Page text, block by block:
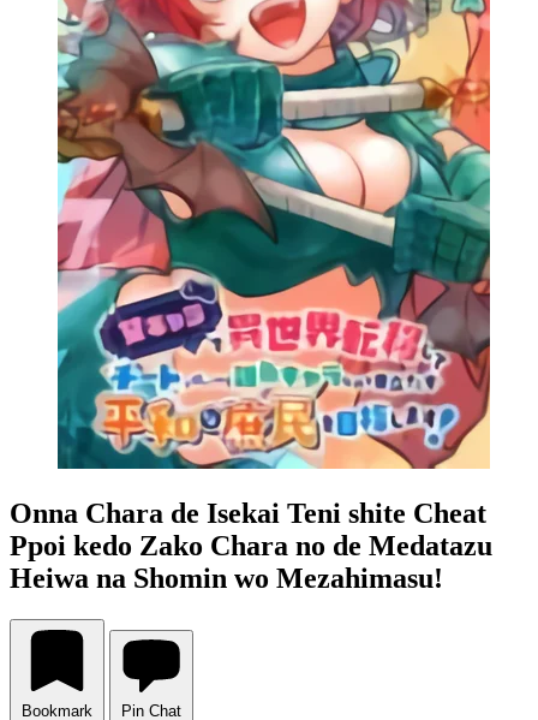
Onna Chara de Isekai Teni shite Cheat
Ppoi kedo Zako Chara no de Medatazu
Heiwa na Shomin wo Mezahimasu!
Bookmark Pin Chat